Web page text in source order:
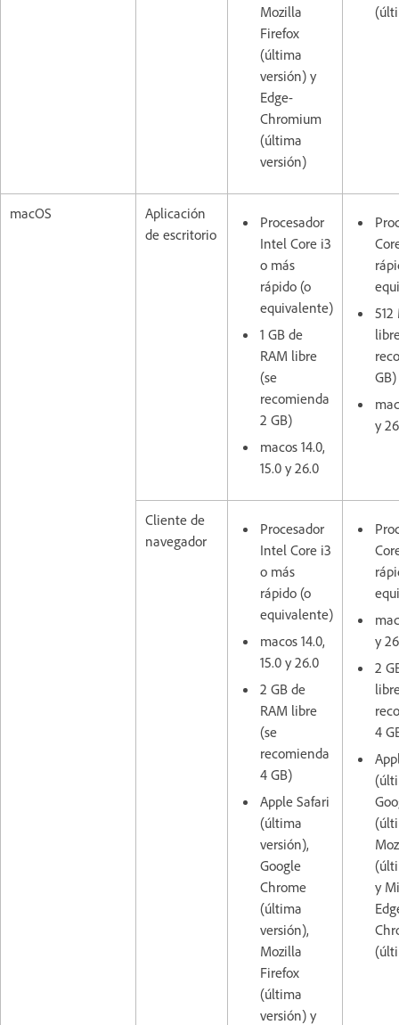
Mozilla
Firefox
(última
versión) y
Edge-
Chromium
(última
versión)
macOS
Aplicación
de escritorio
Procesador
Intel Core i3
o más
rápido (o
equivalente)
1 GB de
RAM libre
(se
recomienda
2 GB)
macos 14.0,
15.0 y 26.0
512
GB)
y
Cliente de
navegador
Procesador
Intel Core i3
o más
rápido (o
equivalente)
macos 14.0,
15.0 y 26.0
2 GB de
RAM libre
(se
recomienda
4 GB)
Apple Safari
(última
versión),
Google
Chrome
(última
versión),
Mozilla
Firefox
(última
versión) y
y
2
4
y